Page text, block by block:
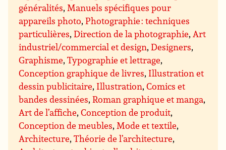
généralités,Manuels spécifiques pour
appareils photo,Photographie : techniques
particulières,Direction de la photographie,Art
industriel/commercial et design,Designers,
Graphisme,Typographie et lettrage,
Conception graphique de livres, Illustration et
dessin publicitaire, Illustration,Comics et
bandes dessinées,Roman graphique et manga,
Art de l’affiche,Conception de produit,
Conception de meubles,Mode et textile,
Architecture,Théorie de l’architecture,